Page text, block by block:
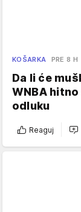
KOŠARKA PRE 8 H
Da li će
WNBA
odluku
Reaguj